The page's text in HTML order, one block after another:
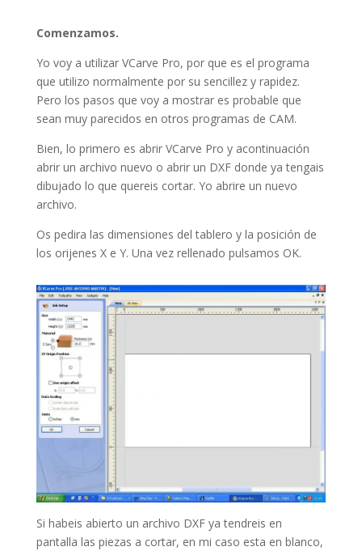
Comenzamos.
Yo voy a utilizar VCarve Pro, por que es el programa
que utilizo normalmente por su sencillez y rapidez.
Pero los pasos que voy a mostrar es probable que
sean muy parecidos en otros programas de CAM.
Bien, lo primero es abrir VCarve Pro y acontinuación
abrir un archivo nuevo o abrir un DXF donde ya tengais
dibujado lo que quereis cortar. Yo abrire un nuevo
archivo.
Os pedira las dimensiones del tablero y la posición de
los orijenes X e Y. Una vez rellenado pulsamos OK.
Si habeis abierto un archivo DXF ya tendreis en
pantalla las piezas a cortar, en mi caso esta en blanco,